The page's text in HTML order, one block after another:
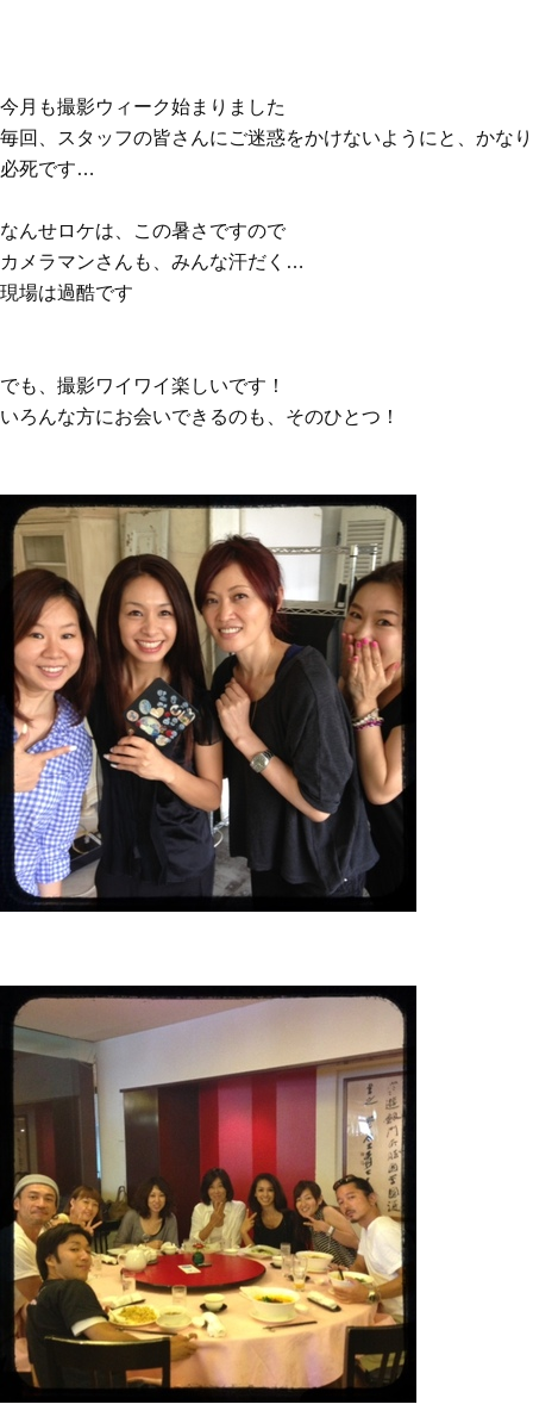
今月も撮影ウィーク始まりました
毎回、スタッフの皆さんにご迷惑をかけないようにと、かなり
必死です…
なんせロケは、この暑さですので
カメラマンさんも、みんな汗だく…
現場は過酷です
でも、撮影ワイワイ楽しいです！
いろんな方にお会いできるのも、そのひとつ！